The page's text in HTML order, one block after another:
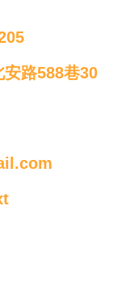
路588巷30